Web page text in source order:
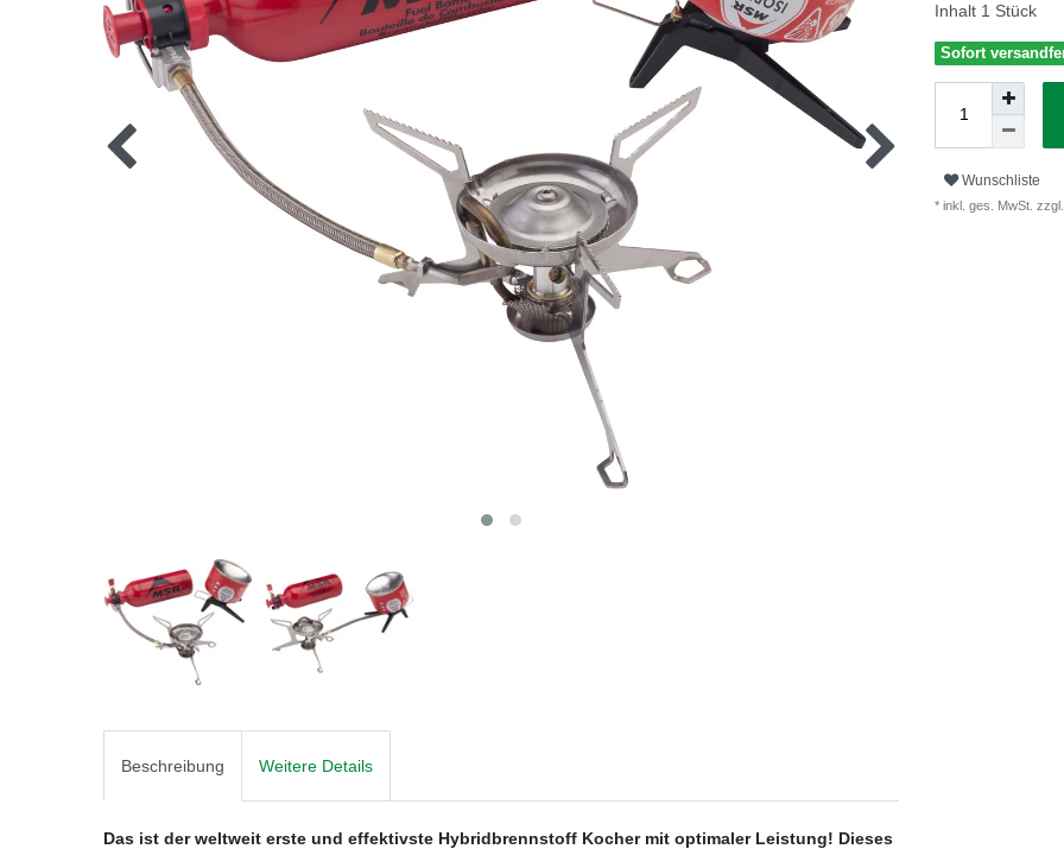
Inhalt 1 Stück
Sofort
Wunschliste
* inkl. ges. MwSt. zzgl.
Beschreibung Weitere Details
Das ist der weltweit erste und effektivste Hybridbrennstoff Kocher mit optimaler Leistung! Dieses